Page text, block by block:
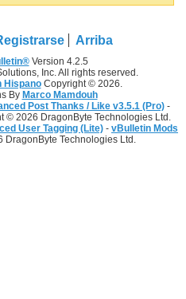
Arriba
Version 4.2.5
Inc. All rights reserved.
HispanoCopyright © 2026.
By Marco Mamdouh
Post Thanks / Like v3.5.1 (Pro) -
© 2026 DragonByte Technologies Ltd.
User Tagging (Lite) - vBulletin Mods
DragonByte Technologies Ltd.